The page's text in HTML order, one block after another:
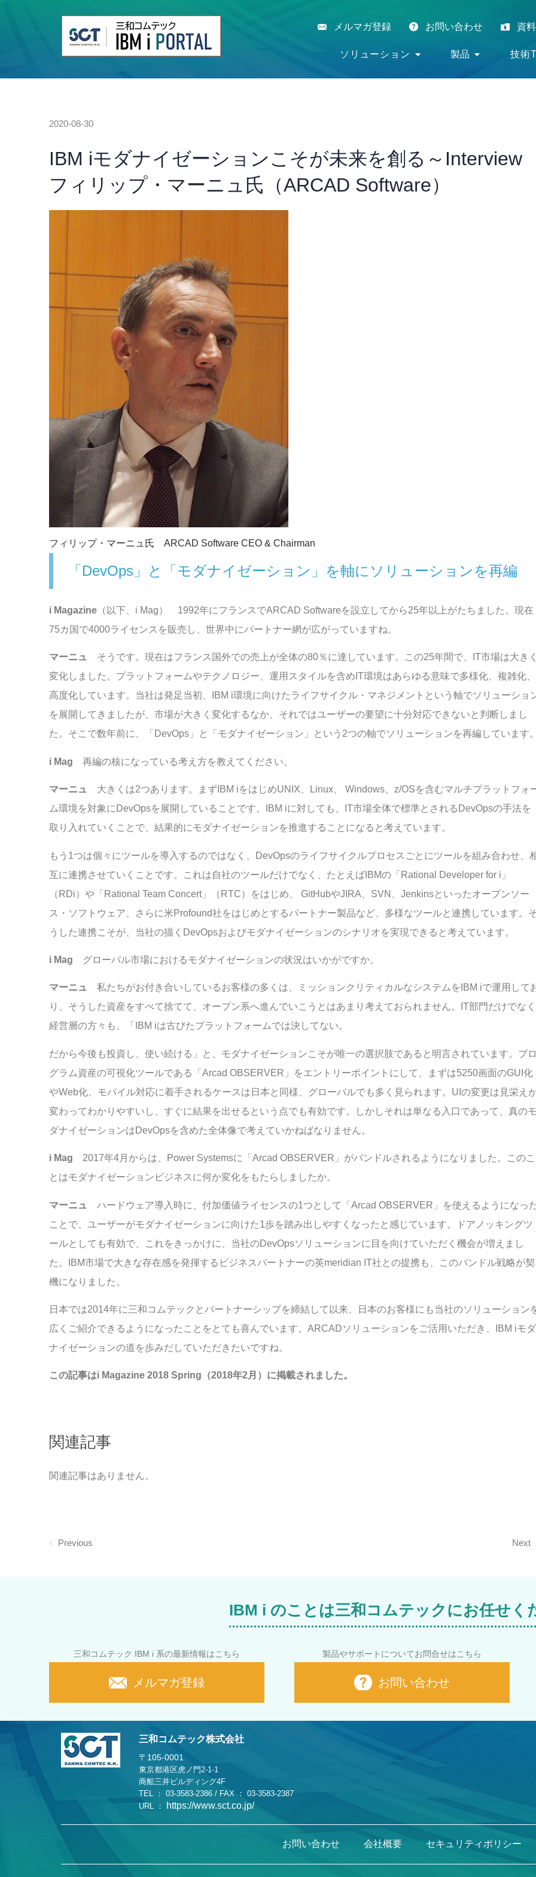
メルマガ登録 お問い合わせ 資
ソリューション 製品 技術
2020-08-30
IBM iモダナイゼーションこそが未来を創る～Interview
フィリップ・マーニュ氏（ARCAD Software）
フィリップ・マーニュ氏 ARCAD Software CEO & Chairman
「DevOps」と「モダナイゼーション」を軸にソリューションを再編
i Magazine （以下、i Mag） 1992年にフランスでARCAD Softwareを設立してから25年以上がたちました。現在
75カ国で4000ライセンスを販売し、世界中にパートナー網が広がっていますね。
マーニュ
そうです。現在はフランス国外での売上が全体の80％に達しています。この25年間で、IT市場は大きく
変化しました。プラットフォームやテクノロジー、運用スタイルを含めIT環境はあらゆる意味で多様化、複雑化、
高度化しています。当社は発足当初、IBM i環境に向けたライフサイクル・マネジメントという軸でソリューショ
を展開してきましたが、市場が大きく変化するなか、それではユーザーの要望に十分対応できないと判断しまし
た。そこで数年前に、「DevOps」と「モダナイゼーション」という2つの軸でソリューションを再編しています。
i Mag 再編の核になっている考え方を教えてください。
マーニュ
大きくは2つあります。まずIBM iをはじめUNIX、Linux、 Windows、z/OSを含むマルチプラットフォ
ム環境を対象にDevOpsを展開していることです。IBM iに対しても、IT市場全体で標準とされるDevOpsの手法を
取り入れていくことで、結果的にモダナイゼーションを推進することになると考えています。
もう1つは個々にツールを導入するのではなく、DevOpsのライフサイクルプロセスごとにツールを組み合わせ、
互に連携させていくことです。これは自社のツールだけでなく、たとえばIBMの「Rational Developer for i」
（RDi）や「Rational Team Concert」（RTC）をはじめ、 GitHubやJIRA、SVN、Jenkinsといったオープンソー
ス・ソフトウェア、さらに米Profound社をはじめとするパートナー製品など、多様なツールと連携しています。
うした連携こそが、当社の描くDevOpsおよびモダナイゼーションのシナリオを実現できると考えています。
i Mag グローバル市場におけるモダナイゼーションの状況はいかがですか。
マーニュ
私たちがお付き合いしているお客様の多くは、ミッションクリティカルなシステムをIBM iで運用して
り、そうした資産をすべて捨てて、オープン系へ進んでいこうとはあまり考えておられません。IT部門だけでなく
経営層の方々も、「IBM iは古びたプラットフォームでは決してない。
だから今後も投資し、使い続ける」と、モダナイゼーションこそが唯一の選択肢であると明言されています。プロ
グラム資産の可視化ツールである「Arcad OBSERVER」をエントリーポイントにして、まずは5250画面のGUI化
やWeb化、モバイル対応に着手されるケースは日本と同様、グローバルでも多く見られます。UIの変更は見栄え
変わってわかりやすいし、すぐに結果を出せるという点でも有効です。しかしそれは単なる入口であって、真のモ
ダナイゼーションはDevOpsを含めた全体像で考えていかねばなりません。
i Mag 2017年4月からは、Power Systemsに「Arcad OBSERVER」がバンドルされるようになりました。このこ
とはモダナイゼーションビジネスに何か変化をもたらしましたか。
マーニュ
ハードウェア導入時に、付加価値ライセンスの1つとして「Arcad OBSERVER」を使えるようになっ
ことで、ユーザーがモダナイゼーションに向けた1歩を踏み出しやすくなったと感じています。ドアノッキングツ
ールとしても有効で、これをきっかけに、当社のDevOpsソリューションに目を向けていただく機会が増えまし
た。IBM市場で大きな存在感を発揮するビジネスパートナーの英meridian IT社との提携も、このバンドル戦略が契
機になりました。
日本では2014年に三和コムテックとパートナーシップを締結して以来、日本のお客様にも当社のソリューション
広くご紹介できるようになったことをとても喜んでいます。ARCADソリューションをご活用いただき、IBM iモダ
ナイゼーションの道を歩みだしていただきたいですね。
この記事はi Magazine 2018 Spring（2018年2月）に掲載されました。
関連記事
関連記事はありません。
Previous Next
IBM i のことは三和コムテックにお任せく
三和コムテック IBM i 系の最新情報はこちら
メルマガ登録
製品やサポートについてお問合せはこちら
お問い合わせ
三和コムテック株式会社
〒105-0001
東京都港区虎ノ門2-1-1
商船三井ビルディング4F
TEL ： 03-3583-2386 / FAX ： 03-3583-2387
URL ：
https://www.sct.co.jp/
お問い合わせ 会社概要 セキュリティポリシー